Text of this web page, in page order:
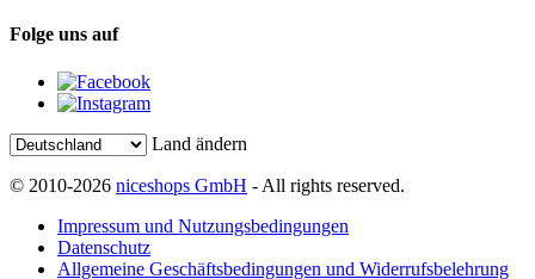
Folge uns auf
Land ändern
© 2010-2026 niceshops GmbH - All rights reserved.
Impressum und Nutzungsbedingungen
Datenschutz
Allgemeine Geschäftsbedingungen und Widerrufsbelehrung